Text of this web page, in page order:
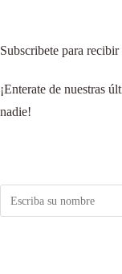
Subscribete para
¡Enterate de nuestras
nadie!